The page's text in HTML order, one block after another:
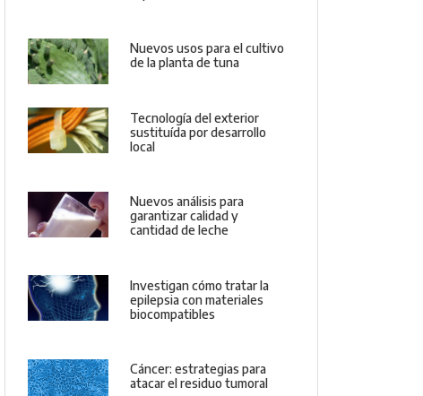
Nuevos usos para el cultivo
de la planta de tuna
Tecnología del exterior
sustituída por desarrollo
local
Nuevos análisis para
garantizar calidad y
cantidad de leche
Investigan cómo tratar la
epilepsia con materiales
biocompatibles
Cáncer: estrategias para
atacar el residuo tumoral